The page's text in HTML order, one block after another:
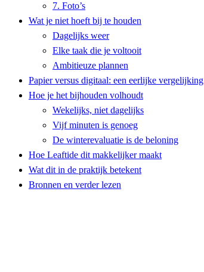
7. Foto’s
Wat je niet hoeft bij te houden
Dagelijks weer
Elke taak die je voltooit
Ambitieuze plannen
Papier versus digitaal: een eerlijke vergelijking
Hoe je het bijhouden volhoudt
Wekelijks, niet dagelijks
Vijf minuten is genoeg
De winterevaluatie is de beloning
Hoe Leaftide dit makkelijker maakt
Wat dit in de praktijk betekent
Bronnen en verder lezen